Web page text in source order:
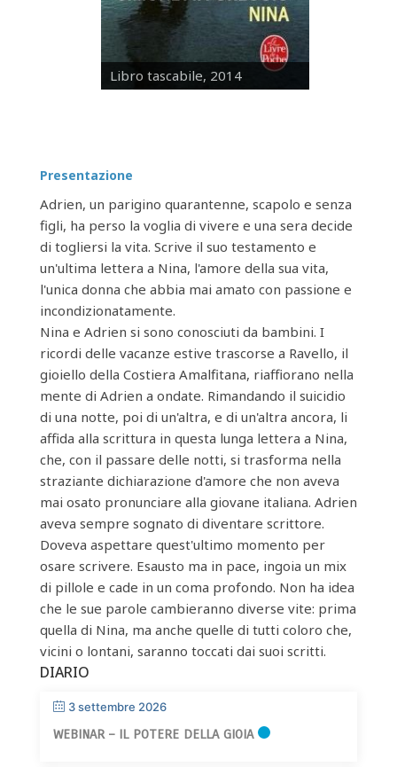
Libro tascabile, 2014
Presentazione
Adrien, un parigino quarantenne, scapolo e senza
figli, ha perso la voglia di vivere e una sera decide
di togliersi la vita. Scrive il suo testamento e
un'ultima lettera a Nina, l'amore della sua vita,
l'unica donna che abbia mai amato con passione e
incondizionatamente.
Nina e Adrien si sono conosciuti da bambini. I
ricordi delle vacanze estive trascorse a Ravello, il
gioiello della Costiera Amalfitana, riaffiorano nella
mente di Adrien a ondate. Rimandando il suicidio
di una notte, poi di un'altra, e di un'altra ancora, li
affida alla scrittura in questa lunga lettera a Nina,
che, con il passare delle notti, si trasforma nella
straziante dichiarazione d'amore che non aveva
mai osato pronunciare alla giovane italiana. Adrien
aveva sempre sognato di diventare scrittore.
Doveva aspettare quest'ultimo momento per
osare scrivere. Esausto ma in pace, ingoia un mix
di pillole e cade in un coma profondo. Non ha idea
che le sue parole cambieranno diverse vite: prima
quella di Nina, ma anche quelle di tutti coloro che,
vicini o lontani, saranno toccati dai suoi scritti.
DIARIO
3 settembre 2026
WEBINAR – IL POTERE DELLA GIOIA